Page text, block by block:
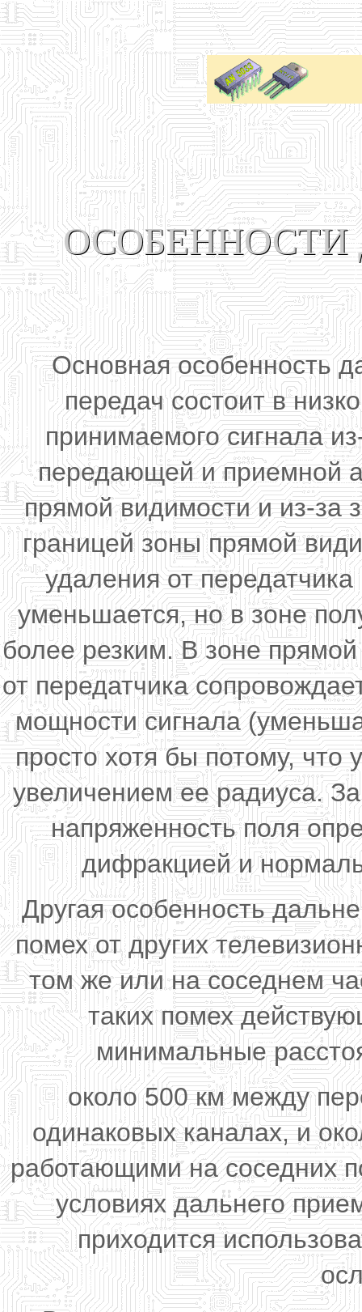
ОСОБЕННОСТИ
Основная особенность
передач состоит в
принимаемого сигнала
передающей и приемной
прямой видимости и из-за
границей зоны прямой
удаления от
уменьшается, но в зоне
более резким. В зоне
от передатчика
мощности сигнала
просто хотя бы потому, что
увеличением ее радиуса.
напряженность поля
дифракцией и
Другая особенность
помех от других
том же или на соседнем
таких помех
минимальные
около 500 км между
одинаковых каналах, и
работающими на соседних
условиях дальнего
приходится